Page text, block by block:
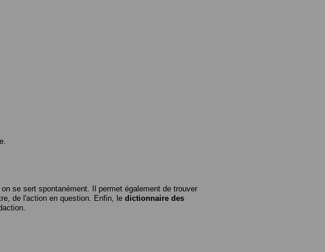
se sert spontanément. Il permet également de trouver
de l'action en question. Enfin, le dictionnaire des